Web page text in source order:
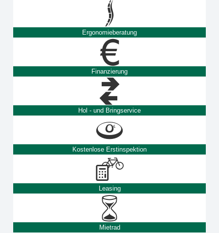
Ergonomieberatung
Finanzierung
Hol - und Bringservice
Kostenlose Erstinspektion
Leasing
Mietrad